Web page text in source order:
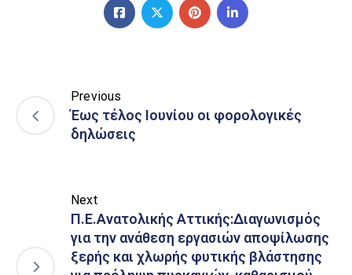
Previous
Έως τέλος Ιουνίου οι φορολογικές
δηλώσεις
Next
Π.Ε.Ανατολικής Αττικής:Διαγωνισμός
για την ανάθεση εργασιών αποψίλωσης
ξερής και χλωρής φυτικής βλάστησης